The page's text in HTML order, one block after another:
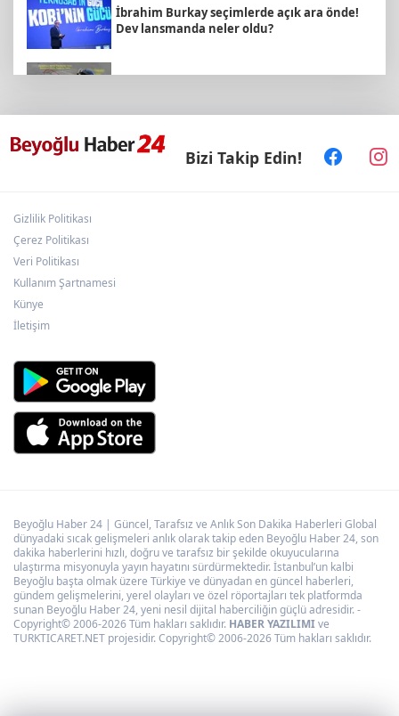
İbrahim Burkay seçimlerde açık ara önde!
Dev lansmanda neler oldu?
Kütahya'da Yedigöller Metehan Destek
Konserleri start aldı
Bizi Takip Edin!
Gizlilik Politikası
Çerez Politikası
Veri Politikası
Kullanım Şartnamesi
Künye
İletişim
Beyoğlu Haber 24 | Güncel, Tarafsız ve Anlık Son Dakika Haberleri Global
dünyadaki sıcak gelişmeleri anlık olarak takip eden Beyoğlu Haber 24, son
dakika haberlerini hızlı, doğru ve tarafsız bir şekilde okuyucularına
ulaştırma misyonuyla yayın hayatını sürdürmektedir. İstanbul’un kalbi
Beyoğlu başta olmak üzere Türkiye ve dünyadan en güncel haberleri,
gündem gelişmelerini, yerel olayları ve özel röportajları tek platformda
sunan Beyoğlu Haber 24, yeni nesil dijital haberciliğin güçlü adresidir. -
Copyright© 2006-2026 Tüm hakları saklıdır. HABER YAZILIMIve
TURKTICARET.NET projesidir. Copyright© 2006-2026 Tüm hakları saklıdır.